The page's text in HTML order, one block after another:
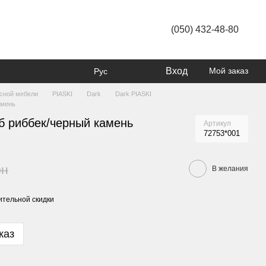
(050) 432-48-80
Рус Вход Мой заказ
мебели PIASKI Dark
Dark PIASKI
риббек/черный камень Артикул
72753*001
В желания
скидки